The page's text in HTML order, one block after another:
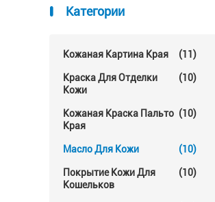
Категории
Кожаная Картина Края (11)
Краска Для Отделки
Кожи
(10)
Кожаная Краска Пальто
Края
(10)
Масло Для Кожи (10)
Покрытие Кожи Для
Кошельков
(10)